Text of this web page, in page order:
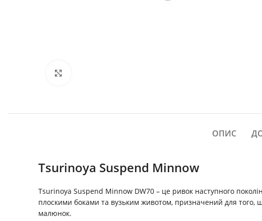
ОПИС
Tsurinoya Suspend Minnow
Tsurinoya Suspend Minnow DW70 – це ривок наступного
плоскими боками та вузьким животом, призначений для того,
малюнок.